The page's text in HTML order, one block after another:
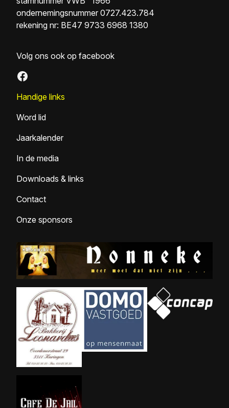
ondernemingsnummer 0727.423.784
rekening nr: BE47 9733 6968 1380
Volg ons ook op facebook
Facebook
Handige links
Word lid
Jaarkalender
In de media
Downloads & links
Contact
Onze sponsors